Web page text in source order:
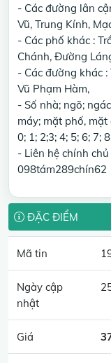
- Các đường lân
Vũ, Trung Kính,
- Các phố khác :
Chánh, Đường
- Các đường khác
Vũ Phạm Hàm,
- Số nhà; ngõ;
máy; mặt phố,
0; 1; 2;3; 4; 5; 6; 7;
- Liên hệ chính
098tám289chín62
ĐẶC ĐIỂM
Mã tin
Ngày cập
nhật
Giá